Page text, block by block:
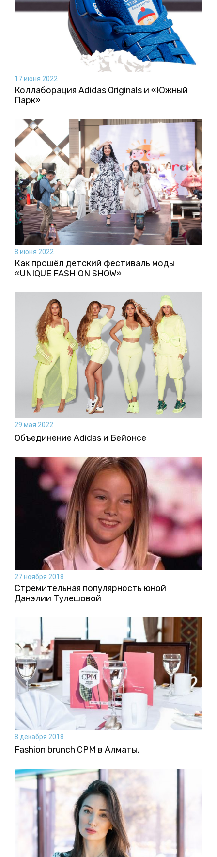
17 июня 2022
Коллаборация Аdidas Originals и «Южный
Парк»
8 июня 2022
Как прошёл детский фестиваль моды
«UNIQUE FASHION SHOW»
29 мая 2022
Объединение Adidas и Бейонсе
27 ноября 2018
Стремительная популярность юной
Данэлии Тулешовой
8 декабря 2018
Fashion brunch CPM в Алматы.